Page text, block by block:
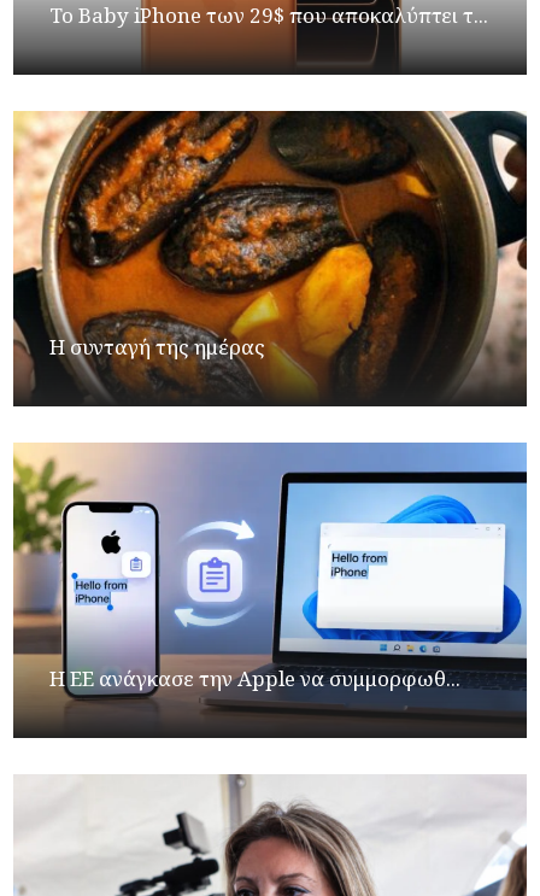
Το Baby iPhone των 29$ που αποκαλύπτει τ...
Η συνταγή της ημέρας
H ΕΕ ανάγκασε την Apple να συμμορφωθ...